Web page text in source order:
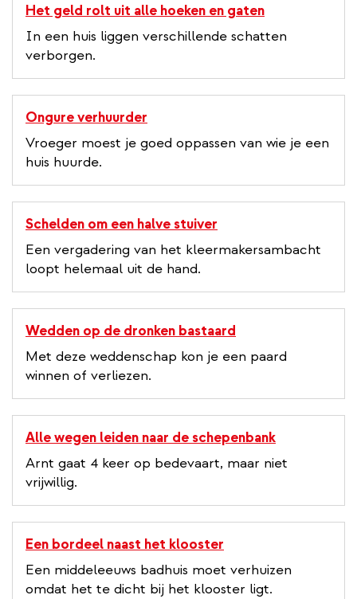
Het geld rolt uit alle hoeken en gaten
In een huis liggen verschillende schatten
verborgen.
Ongure verhuurder
Vroeger moest je goed oppassen van wie je een
huis huurde.
Schelden om een halve stuiver
Een vergadering van het kleermakersambacht
loopt helemaal uit de hand.
Wedden op de dronken bastaard
Met deze weddenschap kon je een paard
winnen of verliezen.
Alle wegen leiden naar de schepenbank
Arnt gaat 4 keer op bedevaart, maar niet
vrijwillig.
Een bordeel naast het klooster
Een middeleeuws badhuis moet verhuizen
omdat het te dicht bij het klooster ligt.